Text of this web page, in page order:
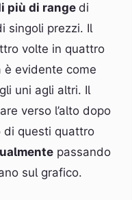
più di range di
singoli prezzi. Il
volte in quattro
è evidente come
uni agli altri. Il
verso l’alto dopo
di questi quattro
passando
sul grafico.